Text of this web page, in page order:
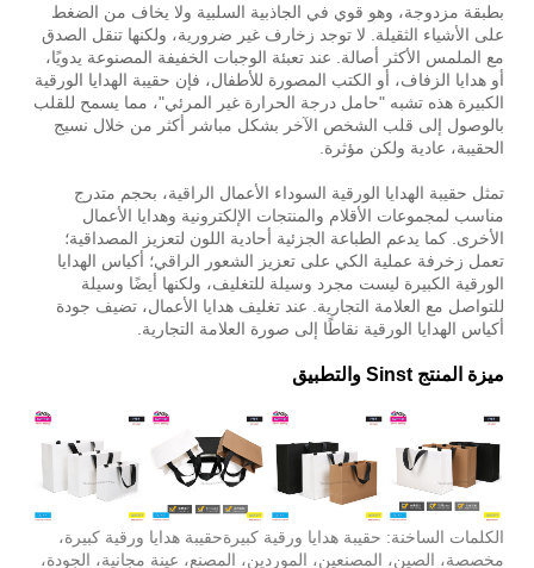
بطبقة مزدوجة، وهو قوي في الجاذبية السلبية ولا يخاف من الضغط
على الأشياء الثقيلة. لا توجد زخارف غير ضرورية، ولكنها تنقل الصدق
مع الملمس الأكثر أصالة. عند تعبئة الوجبات الخفيفة المصنوعة يدويًا،
أو هدايا الزفاف، أو الكتب المصورة للأطفال، فإن حقيبة الهدايا الورقية
الكبيرة هذه تشبه "حامل درجة الحرارة غير المرئي"، مما يسمح للقلب
بالوصول إلى قلب الشخص الآخر بشكل مباشر أكثر من خلال نسيج
الحقيبة، عادية ولكن مؤثرة.
تمثل حقيبة الهدايا الورقية السوداء الأعمال الراقية، بحجم متدرج
مناسب لمجموعات الأقلام والمنتجات الإلكترونية وهدايا الأعمال
الأخرى. كما يدعم الطباعة الجزئية أحادية اللون لتعزيز المصداقية؛
تعمل زخرفة عملية الكي على تعزيز الشعور الراقي؛ أكياس الهدايا
الورقية الكبيرة ليست مجرد وسيلة للتغليف، ولكنها أيضًا وسيلة
للتواصل مع العلامة التجارية. عند تغليف هدايا الأعمال، تضيف جودة
أكياس الهدايا الورقية نقاطًا إلى صورة العلامة التجارية.
ميزة المنتج Sinst والتطبيق
الكلمات الساخنة: حقيبة هدايا ورقية كبيرةحقيبة هدايا ورقية كبيرة،
مخصصة، الصين، المصنعين، الموردين، المصنع، عينة مجانية، الجودة،